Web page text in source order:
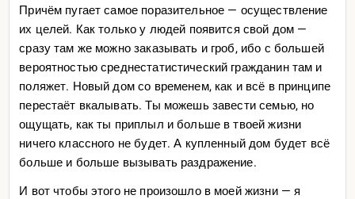
Причём пугает самое поразительное — осуществление
их целей. Как только у людей появится свой дом —
сразу там же можно заказывать и гроб, ибо с большей
вероятностью среднестатистический гражданин там и
поляжет. Новый дом со временем, как и всё в принципе
перестаёт вкалывать. Ты можешь завести семью, но
ощущать, как ты приплыл и больше в твоей жизни
ничего классного не будет. А купленный дом будет всё
больше и больше вызывать раздражение.
И вот чтобы этого не произошло в моей жизни — я